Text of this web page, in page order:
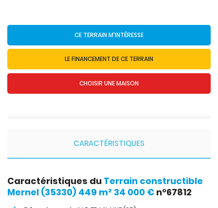
CE TERRAIN M'INTÉRESSE
LE FINANCEMENT DE CE TERRAIN
CHOISIR UNE MAISON
CARACTÉRISTIQUES
Caractéristiques du Terrain constructible
Mernel (35330) 449 m² 34 000 € n°67812